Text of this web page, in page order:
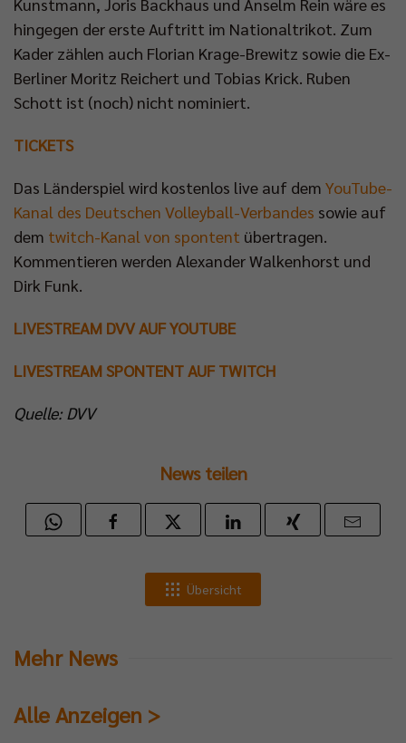
Kunstmann, Joris Backhaus und Anselm Rein wäre es
hingegen der erste Auftritt im Nationaltrikot. Zum
Kader zählen auch Florian Krage-Brewitz sowie die Ex-
Berliner Moritz Reichert und Tobias Krick. Ruben
Schott ist (noch) nicht nominiert.
TICKETS
Das Länderspiel wird kostenlos live auf dem YouTube-
Kanal des Deutschen Volleyball-Verbandes sowie auf
dem twitch-Kanal von spontent übertragen.
Kommentieren werden Alexander Walkenhorst und
Dirk Funk.
LIVESTREAM DVV AUF YOUTUBE
LIVESTREAM SPONTENT AUF TWITCH
Quelle: DVV
News teilen
Übersicht
Mehr News
Alle Anzeigen >